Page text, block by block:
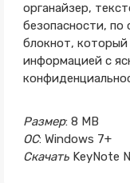
органайзер,
безопасности,
блокнот,
информацией с
Размер: 8 MB
ОС: Windows 7+
Скачать KeyNote